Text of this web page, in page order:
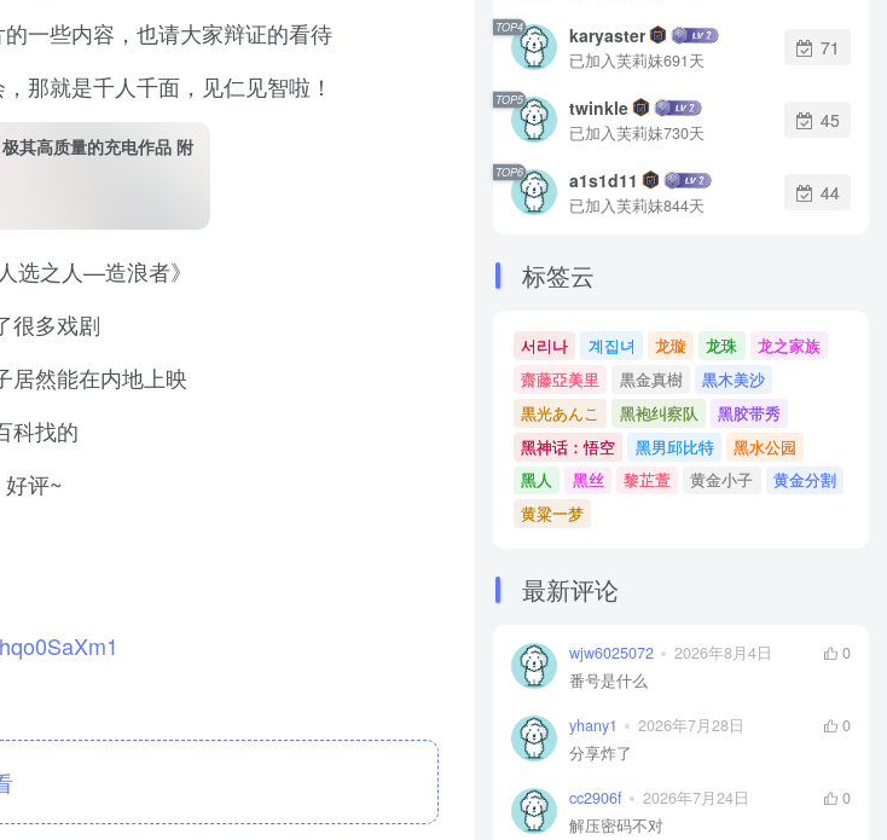
一些内容，也请大家辩证的看待
那就是千人千面，见仁见智啦！
其高质量的充电作品 附
选之人—造浪者》
很多戏剧
居然能在内地上映
科找的
评~
TOP4 karyaster
已加入芙莉妹691天
71
TOP5 twinkle
已加入芙莉妹730天
45
TOP6 a1s1d11
已加入芙莉妹844天
44
标签云
서리나 계집녀 龙璇 龙珠
龙之家族
齋藤亞美里
黒金真樹
黒木美沙
黒光あんこ
黑袍纠察队
黑胶带秀
黑神话：悟空
黑男邱比特
黑水公园
黑人
黑丝 黎芷萱 黄金小子
黄金分割
黄粱一梦
最新评论
wjw6025072 2026年8月4日
0
番号是什么
yhany1 2026年7月28日
0
分享炸了
cc2906f 2026年7月24日
0
解压密码不对